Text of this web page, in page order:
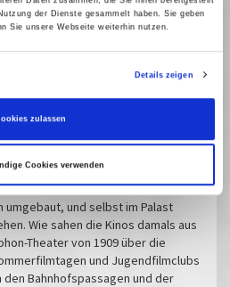
der Dienste gesammelt haben. Sie geben
Sie unsere Webseite weiterhin nutzen.
Details zeigen
zulassen
Cookies verwenden
wir 125 Jahre Kino und zeigen,
über die Dekaden verändert hat.
durch, wie das Kinoerlebnis dort
gleichzeitige Foyerausstellung
111 Jahre Kino in Potsdam« lädt zur
Kinos. Innerhalb kürzester
und Tanzsäle wurden zu
umgebaut, und selbst im Palast
Wie sahen die Kinos damals aus
Theater von 1909 über die
und Jugendfilmclubs
den Bahnhofspassagen und der